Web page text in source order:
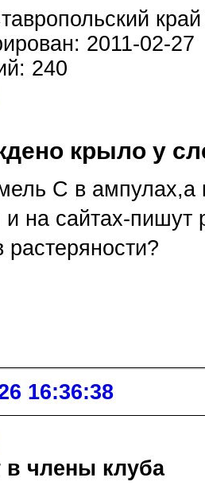
край
2011-02-27
240
крыло у
С в ампулах,а
и на сайтах-
растеряности?
16:36:38
в члены клуба